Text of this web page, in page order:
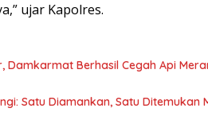
ujar Kapolres.
Damkarmat Berhasil Cegah Api
Satu Diamankan, Satu Ditemukan